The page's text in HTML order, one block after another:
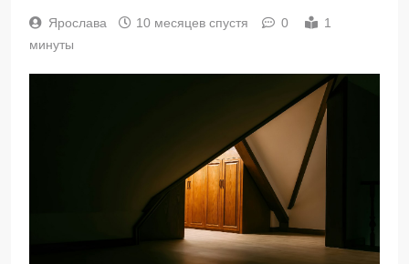
Ярослава 10 месяцев спустя 0
1
минуты